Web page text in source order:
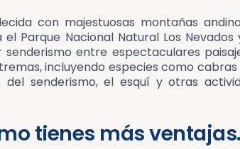
con majestuosas montañas
Parque Nacional Natural Los
entre espectaculares
incluyendo especies como
senderismo, el esquí y otras
tienes más